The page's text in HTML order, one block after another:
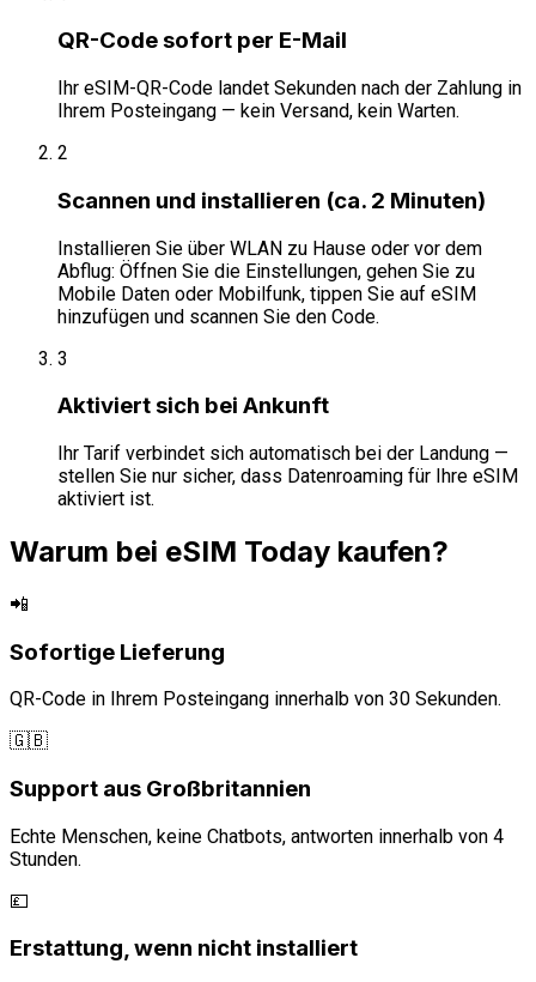
QR-Code sofort per E-Mail
Ihr eSIM-QR-Code landet Sekunden nach der Zahlung in
Ihrem Posteingang — kein Versand, kein Warten.
2
Scannen und installieren (ca. 2 Minuten)
Installieren Sie über WLAN zu Hause oder vor dem
Abflug: Öffnen Sie die Einstellungen, gehen Sie zu
Mobile Daten oder Mobilfunk, tippen Sie auf eSIM
hinzufügen und scannen Sie den Code.
3
Aktiviert sich bei Ankunft
Ihr Tarif verbindet sich automatisch bei der Landung —
stellen Sie nur sicher, dass Datenroaming für Ihre eSIM
aktiviert ist.
Warum bei eSIM Today kaufen?
📲
Sofortige Lieferung
QR-Code in Ihrem Posteingang innerhalb von 30 Sekunden.
🇬🇧
Support aus Großbritannien
Echte Menschen, keine Chatbots, antworten innerhalb von 4
Stunden.
💷
Erstattung, wenn nicht installiert